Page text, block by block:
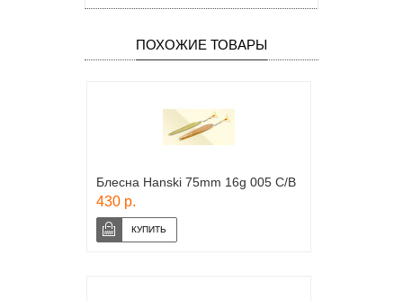
ПОХОЖИЕ ТОВАРЫ
Блесна Hanski 75mm 16g 005 C/B
430 р.